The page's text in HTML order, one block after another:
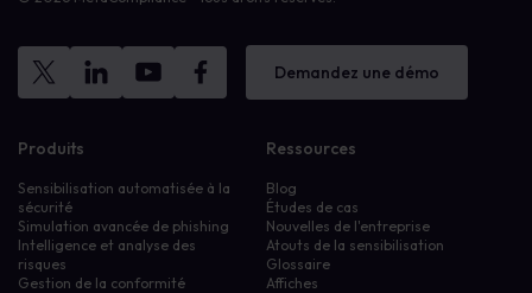
Demandez une démo
Produits
Sensibilisation automatisée à la
sécurité
Simulation avancée de phishing
Intelligence et analyse des
risques
Gestion de la conformité
Ressources
Blog
Études de cas
Nouvelles de l'entreprise
Atouts de la sensibilisation
Glossaire
Affiches